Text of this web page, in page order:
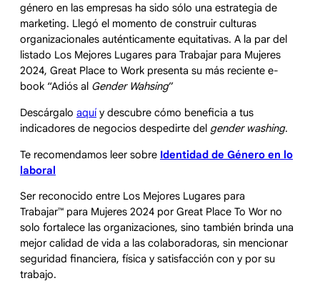
género en las empresas ha sido sólo una estrategia de
marketing. Llegó el momento de construir culturas
organizacionales auténticamente equitativas. A la par del
listado Los Mejores Lugares para Trabajar para Mujeres
2024, Great Place to Work presenta su más reciente e-
book “Adiós al Gender Wahsing”
Descárgalo aquí y descubre cómo beneficia a tus
indicadores de negocios despedirte del gender washing.
Te recomendamos leer sobre Identidad de Género en lo
laboral
Ser reconocido entre Los Mejores Lugares para
Trabajar™ para Mujeres 2024 por Great Place To Wor no
solo fortalece las organizaciones, sino también brinda una
mejor calidad de vida a las colaboradoras, sin mencionar
seguridad financiera, física y satisfacción con y por su
trabajo.